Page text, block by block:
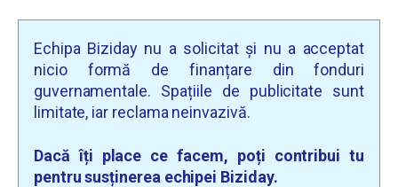
Echipa Biziday nu a solicitat și nu a acceptat
nicio formă de finanțare din fonduri
guvernamentale. Spațiile de publicitate sunt
limitate, iar reclama neinvazivă.
Dacă îți place ce facem, poți contribui tu
pentru susținerea echipei Biziday.